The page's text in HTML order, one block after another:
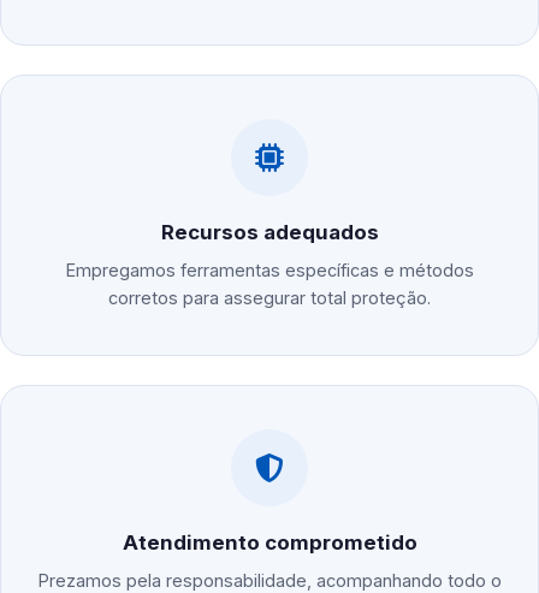
Recursos adequados
Empregamos ferramentas específicas e métodos
corretos para assegurar total proteção.
Atendimento comprometido
Prezamos pela responsabilidade, acompanhando todo o